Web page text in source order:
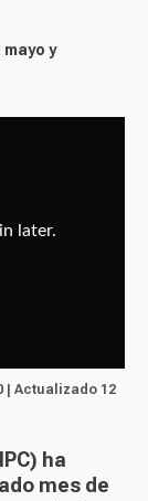
y
| Actualizado 12
ha
mes de